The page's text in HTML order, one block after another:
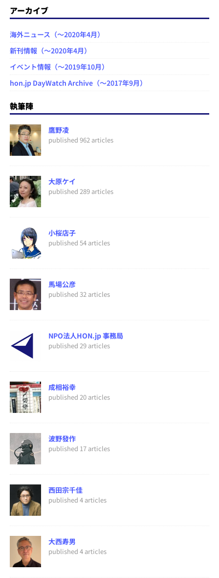
アーカイブ
海外ニュース（～2020年4月）
新刊情報（～2020年4月）
イベント情報（～2019年10月）
hon.jp DayWatch Archive（～2017年9月）
執筆陣
鷹野凌
published 962 articles
大原ケイ
published 289 articles
小桜店子
published 54 articles
馬場公彦
published 32 articles
NPO法人HON.jp 事務局
published 29 articles
成相裕幸
published 20 articles
波野發作
published 17 articles
西田宗千佳
published 4 articles
大西寿男
published 4 articles